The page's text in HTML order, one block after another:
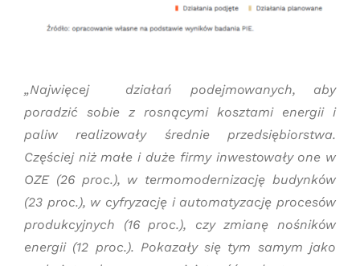
„Najwięcej działań podejmowanych, aby
poradzić sobie z rosnącymi kosztami energii i
paliw realizowały średnie przedsiębiorstwa.
Częściej niż małe i duże firmy inwestowały one w
OZE (26 proc.), w termomodernizację budynków
(23 proc.), w cyfryzację i automatyzację procesów
produkcyjnych (16 proc.), czy zmianę nośników
energii (12 proc.). Pokazały się tym samym jako